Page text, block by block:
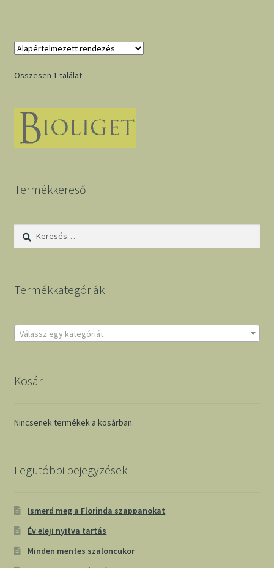
Összesen 1 találat
Termékkereső
Keresés:
Termékkategóriák
Válassz egy kategóriát
Kosár
Nincsenek termékek a kosárban.
Legutóbbi bejegyzések
Ismerd meg a Florinda szappanokat
Év eleji nyitva tartás
Minden mentes szaloncukor